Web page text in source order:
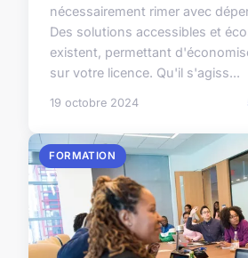
nécessairement rimer avec
Des solutions accessibles et
existent, permettant
sur votre licence. Qu'il s'agiss...
19 octobre 2024
FORMATION